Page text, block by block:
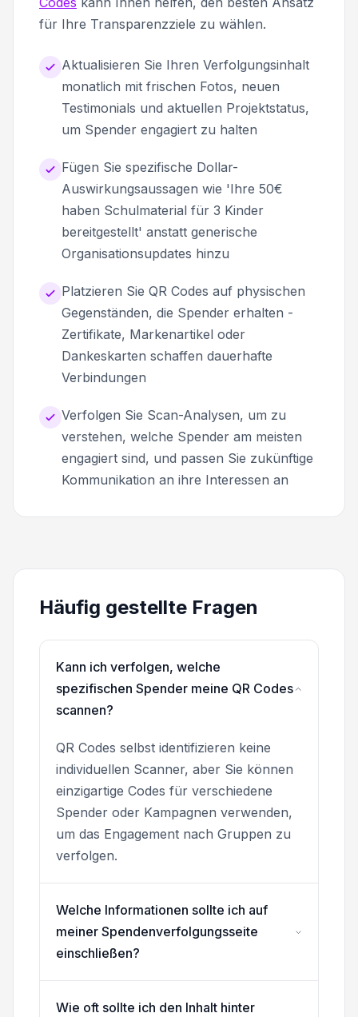
für Ihre Transparenzziele zu wählen.
Aktualisieren Sie Ihren Verfolgungsinhalt
monatlich mit frischen Fotos, neuen
Testimonials und aktuellen Projektstatus,
um Spender engagiert zu halten
Fügen Sie spezifische Dollar-
Auswirkungsaussagen wie 'Ihre 50€
haben Schulmaterial für 3 Kinder
bereitgestellt' anstatt generische
Organisationsupdates hinzu
Platzieren Sie QR Codes auf physischen
Gegenständen, die Spender erhalten -
Zertifikate, Markenartikel oder
Dankeskarten schaffen dauerhafte
Verbindungen
Verfolgen Sie Scan-Analysen, um zu
verstehen, welche Spender am meisten
engagiert sind, und passen Sie zukünftige
Kommunikation an ihre Interessen an
Häufig gestellte Fragen
Kann ich verfolgen, welche
spezifischen Spender meine QR Codes
scannen?
QR Codes selbst identifizieren keine
individuellen Scanner, aber Sie können
einzigartige Codes für verschiedene
Spender oder Kampagnen verwenden,
um das Engagement nach Gruppen zu
verfolgen.
Welche Informationen sollte ich auf
meiner Spendenverfolgungsseite
einschließen?
Wie oft sollte ich den Inhalt hinter